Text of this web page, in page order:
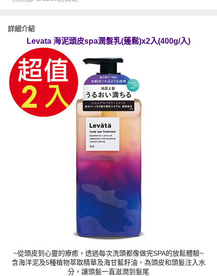
詳細介紹
Levata 海泥頭皮spa潤髮乳(蓬鬆)x2入(400g/入)
~從頭皮到心靈的療癒，透過每次洗頭都像做完SPA的放鬆體驗~
含海洋泥及5種植物萃取精華及海甘藍籽油，為頭皮和頭髮注入水
分，讓頭髮一直滋潤到髮尾